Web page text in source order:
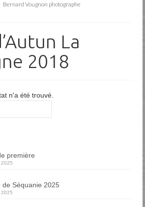
Bernard Vougnon photographe
La
2018
n'a été trouvé.
première
2025
de Séquanie 2025
2025